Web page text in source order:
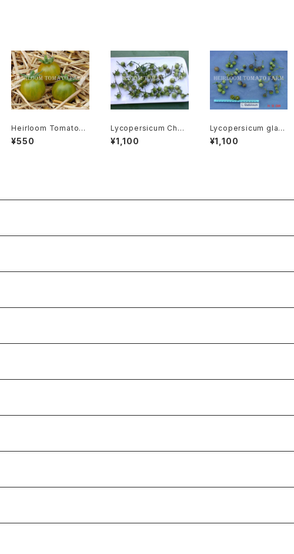
Heirloom Tomato®
Gru Vee エアルーム・
トマト・グルー・ビーGR-
¥550
Lycopersicum Chmi
elewskii リコペルシコ
ン・ケミエレウスキィ
¥1,100
Lycopersicum glan
dulosum リコペルシコ
ン・グランドロサムspe
¥1,100